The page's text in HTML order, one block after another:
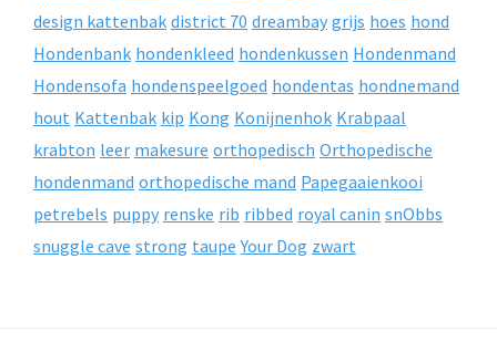
design kattenbak district 70 dreambay grijs hoes hond
Hondenbank hondenkleed hondenkussen Hondenmand
Hondensofa hondenspeelgoed hondentas hondnemand
hout Kattenbak kip Kong Konijnenhok Krabpaal
krabton leer makesure orthopedisch Orthopedische
hondenmand orthopedische mand Papegaaienkooi
petrebels puppy renske rib ribbed royal canin snObbs
snuggle cave strong taupe Your Dog zwart